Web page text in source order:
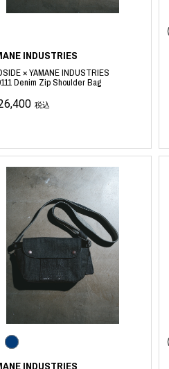
INDUSTRIES
× YAMANE INDUSTRIES
Denim Zip Shoulder Bag
税込
INDUSTRIES